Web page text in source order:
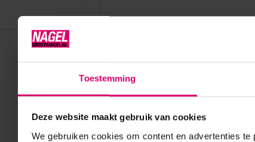
Toestemming
Deze website maakt gebruik van cookies
We gebruiken cookies om content en advertenties